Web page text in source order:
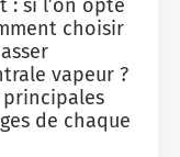
: si l’on opte
choisir
vapeur ?
de chaque